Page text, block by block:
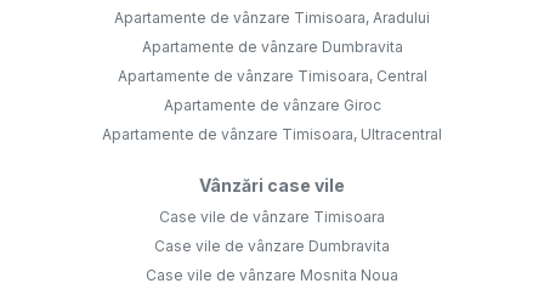
Apartamente de vânzare Timisoara, Aradului
Apartamente de vânzare Dumbravita
Apartamente de vânzare Timisoara, Central
Apartamente de vânzare Giroc
Apartamente de vânzare Timisoara, Ultracentral
Vânzări case vile
Case vile de vânzare Timisoara
Case vile de vânzare Dumbravita
Case vile de vânzare Mosnita Noua